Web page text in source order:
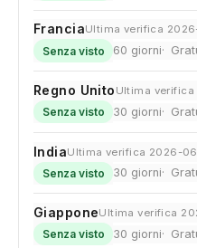
FranciaUltima verifica
Senza visto 60 giorni
Regno Unito Ultima
Senza visto 30 giorni
IndiaUltima verifica 2026-
Senza visto 30 giorni
GiapponeUltima verifica
Senza visto 30 giorni